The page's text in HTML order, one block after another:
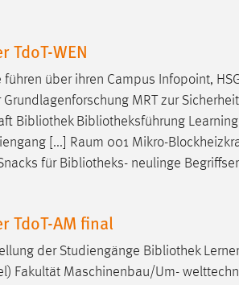
TdoT-WEN
über ihren Campus Infopoint,
Grundlagenforschung MRT zur
Bibliothek Bibliotheksführung
[...] Raum 001 Mikro-
für Bibliotheks- neulinge
TdoT-AM final
der Studiengänge Bibliothek
Fakultät Maschinenbau/Um-
mibew-chat-frame-
=
= 1 Jahr
ist notwendig um sich an
zu können.